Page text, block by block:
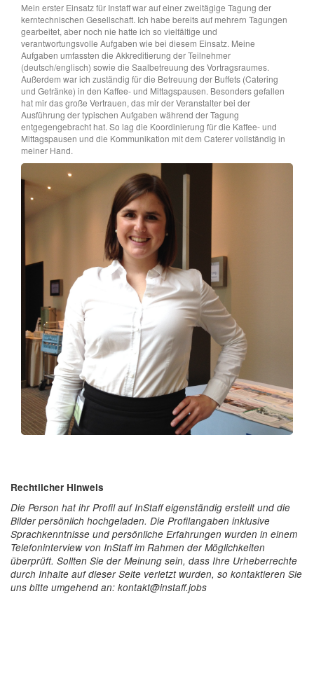
Mein erster Einsatz für Instaff war auf einer zweitägige Tagung der
kerntechnischen Gesellschaft. Ich habe bereits auf mehrern Tagungen
gearbeitet, aber noch nie hatte ich so vielfältige und
verantwortungsvolle Aufgaben wie bei diesem Einsatz. Meine
Aufgaben umfassten die Akkreditierung der Teilnehmer
(deutsch/englisch) sowie die Saalbetreuung des Vortragsraumes.
Außerdem war ich zuständig für die Betreuung der Buffets (Catering
und Getränke) in den Kaffee- und Mittagspausen. Besonders gefallen
hat mir das große Vertrauen, das mir der Veranstalter bei der
Ausführung der typischen Aufgaben während der Tagung
entgegengebracht hat. So lag die Koordinierung für die Kaffee- und
Mittagspausen und die Kommunikation mit dem Caterer vollständig in
meiner Hand.
Rechtlicher Hinweis
Die Person hat ihr Profil auf InStaff eigenständig erstellt und die
Bilder persönlich hochgeladen. Die Profilangaben inklusive
Sprachkenntnisse und persönliche Erfahrungen wurden in einem
Telefoninterview von InStaff im Rahmen der Möglichkeiten
überprüft. Sollten Sie der Meinung sein, dass Ihre Urheberrechte
durch Inhalte auf dieser Seite verletzt wurden, so kontaktieren Sie
uns bitte umgehend an: kontakt@instaff.jobs